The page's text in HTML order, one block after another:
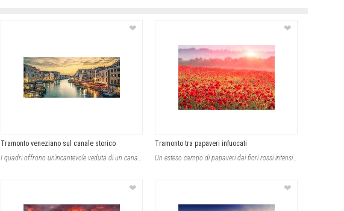
❤
Tramonto veneziano sul canale storico
I quadri offrono un'incantevole veduta di un canale veneziano al tramonto, con b
❤
Tramonto tra papaveri infuocati
Un esteso campo di papaveri dai fiori rossi intensi domina la scena, illuminato
❤ ❤